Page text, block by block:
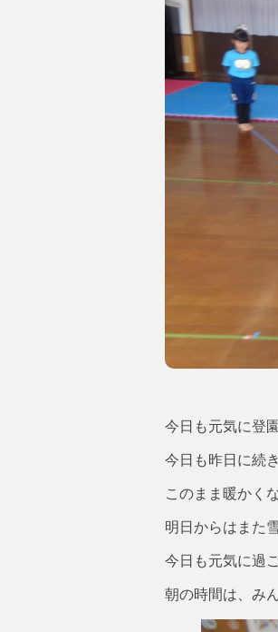
今日も元気に登
今日も昨日に続
このまま暖かく
明日からはまた
今日も元気に過
朝の時間は、み